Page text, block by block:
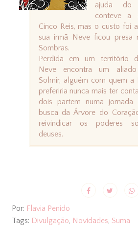
ajuda do
conteve a
Cinco Reis, mas o custo foi
sua irmã Neve ficou presa
Sombras.
Perdida em um território
Neve encontra um aliado
Solmir, alguém com quem a
preferiria nunca mais ter
dois partem numa jornada
busca da Árvore do
reivindicar os poderes
deuses.
Por: Flavia Penido
Tags: Divulgação, Novidades, Suma